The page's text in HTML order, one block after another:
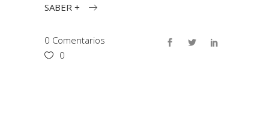
SABER +
0 Comentarios
0